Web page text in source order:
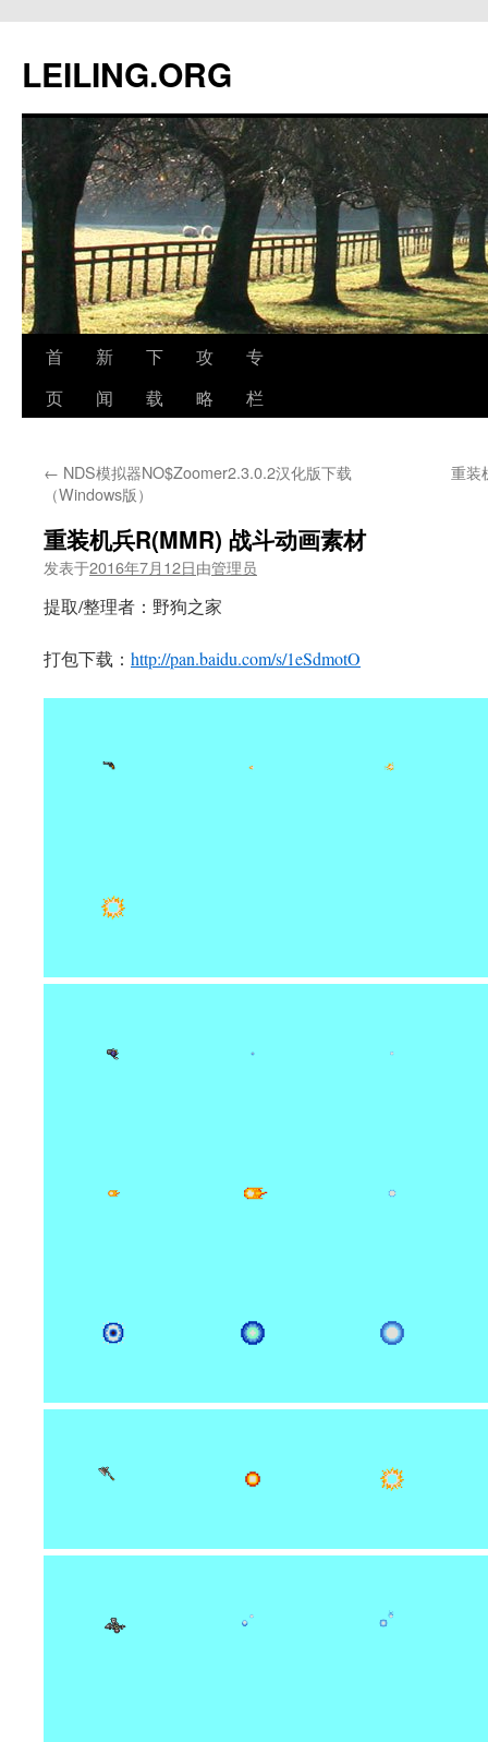
文
LEILING.ORG
首
页
新
闻
下
载
攻
略
专
栏
← NDS模拟器NO$Zoomer2.3.0.2汉化版下载
（Windows版）
重装
重装机兵R(MMR) 战斗动画素材
发表于2016年7月12日由管理员
提取/整理者：野狗之家
打包下载： http://pan.baidu.com/s/1eSdmotO